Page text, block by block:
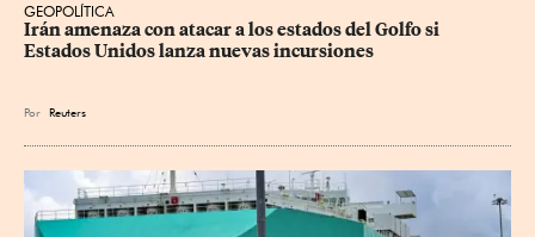
GEOPOLÍTICA
Irán amenaza con atacar a los estados del Golfo si
Estados Unidos lanza nuevas incursiones
Por Reuters